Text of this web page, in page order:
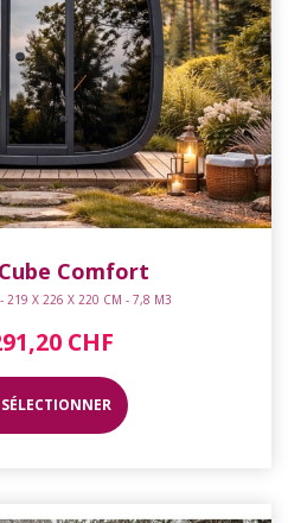
Comfort
219 X 226 X 220 CM - 7,8 M3
CHF
SÉLECTIONNER